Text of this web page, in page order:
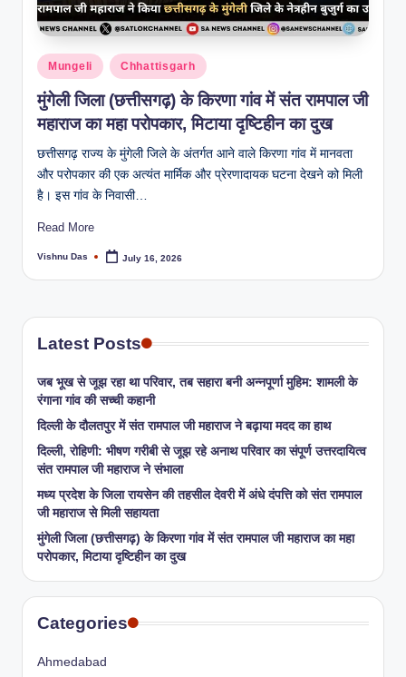
Mungeli Chhattisgarh
​मुंगेली जिला (छत्तीसगढ़) के किरणा गांव में संत रामपाल जी
महाराज का महा परोपकार, मिटाया दृष्टिहीन का दुख
छत्तीसगढ़ राज्य के मुंगेली जिले के अंतर्गत आने वाले किरणा गांव में मानवता
और परोपकार की एक अत्यंत मार्मिक और प्रेरणादायक घटना देखने को मिली
है। इस गांव के निवासी…
Read More
Vishnu Das July 16, 2026
Latest Posts
जब भूख से जूझ रहा था परिवार, तब सहारा बनी अन्नपूर्णा मुहिम: शामली के
रंगाना गांव की सच्ची कहानी
​दिल्ली के दौलतपुर में संत रामपाल जी महाराज ने बढ़ाया मदद का हाथ
दिल्ली, रोहिणी: भीषण गरीबी से जूझ रहे अनाथ परिवार का संपूर्ण उत्तरदायित्व
संत रामपाल जी महाराज ने संभाला
मध्य प्रदेश के जिला रायसेन की तहसील देवरी में अंधे दंपत्ति को संत रामपाल
जी महाराज से मिली सहायता
​मुंगेली जिला (छत्तीसगढ़) के किरणा गांव में संत रामपाल जी महाराज का महा
परोपकार, मिटाया दृष्टिहीन का दुख
Categories
Ahmedabad